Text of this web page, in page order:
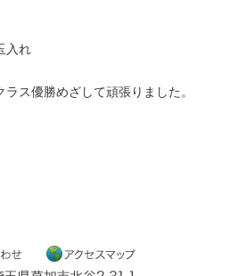
入れ
ス優勝めざして頑張りました。